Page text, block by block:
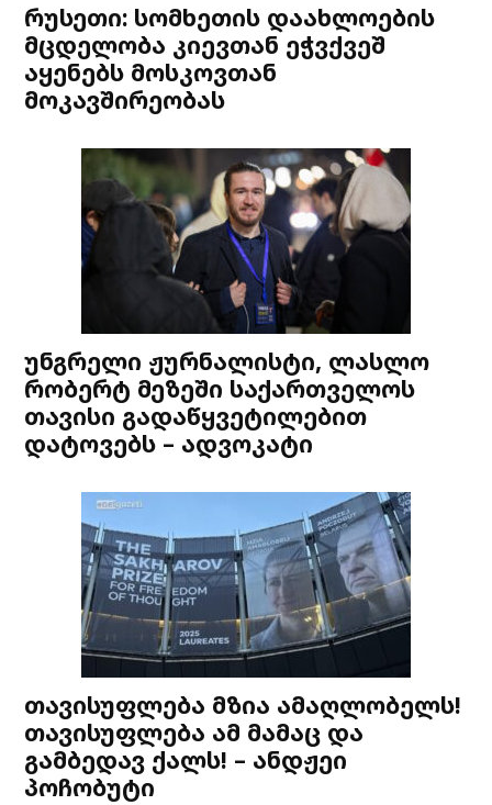
რუსეთი: სომხეთის დაახლოების
მცდელობა კიევთან ეჭვქვეშ
აყენებს მოსკოვთან
მოკავშირეობას
უნგრელი ჟურნალისტი, ლასლო
რობერტ მეზეში საქართველოს
თავისი გადაწყვეტილებით
დატოვებს – ადვოკატი
თავისუფლება მზია ამაღლობელს!
თავისუფლება ამ მამაც და
გამბედავ ქალს! – ანდჟეი
პოჩობუტი